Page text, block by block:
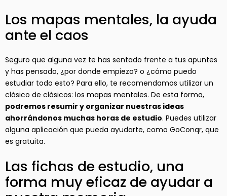
Los mapas mentales, la ayuda
ante el caos
Seguro que alguna vez te has sentado frente a tus apuntes
y has pensado, ¿por donde empiezo? o ¿cómo puedo
estudiar todo esto? Para ello, te recomendamos utilizar un
clásico de clásicos: los mapas mentales. De esta forma,
podremos resumir y organizar nuestras ideas
ahorrándonos muchas horas de estudio. Puedes utilizar
alguna aplicación que pueda ayudarte, como GoConqr, que
es gratuita.
Las fichas de estudio, una
forma muy eficaz de ayudar a